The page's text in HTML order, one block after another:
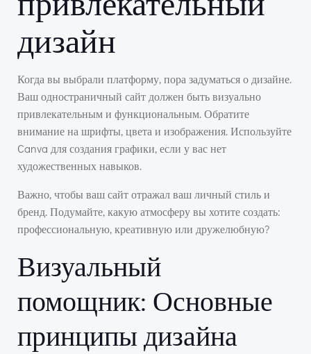
дизайн
Когда вы выбрали платформу, пора задуматься о дизайне.
Ваш одностраничный сайт должен быть визуально
привлекательным и функциональным. Обратите
внимание на шрифты, цвета и изображения. Используйте
Canva для создания графики, если у вас нет
художественных навыков.
Важно, чтобы ваш сайт отражал ваш личный стиль и
бренд. Подумайте, какую атмосферу вы хотите создать:
профессиональную, креативную или дружелюбную?
Визуальный
помощник: Основные
принципы дизайна